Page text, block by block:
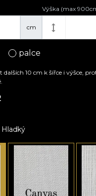
Hladký
cm
Výška (max
palce
10 cm k šířce i výšce,